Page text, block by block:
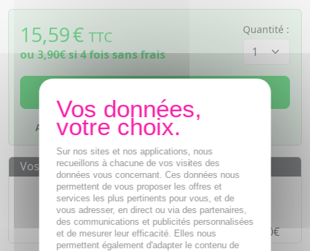
15,59€ TTC
ou 3,90€si 4 fois sans frais
Quantité :
Ajouter à mes favoris
Vos avantages
Des prixIMBATTABLES
Paiement en ligneSÉCURISÉ
Paiement en4 fois sans fraisà partir de 30€
Sur nos sites et nos applications, nous
recueillons à chacune de vos visites des
données vous concernant. Ces données nous
permettent de vous proposer les offres et
services les plus pertinents pour vous, et de
vous adresser, en direct ou via des partenaires,
des communications et publicités personnalisées
et de mesurer leur efficacité. Elles nous
permettent également d'adapter le contenu de